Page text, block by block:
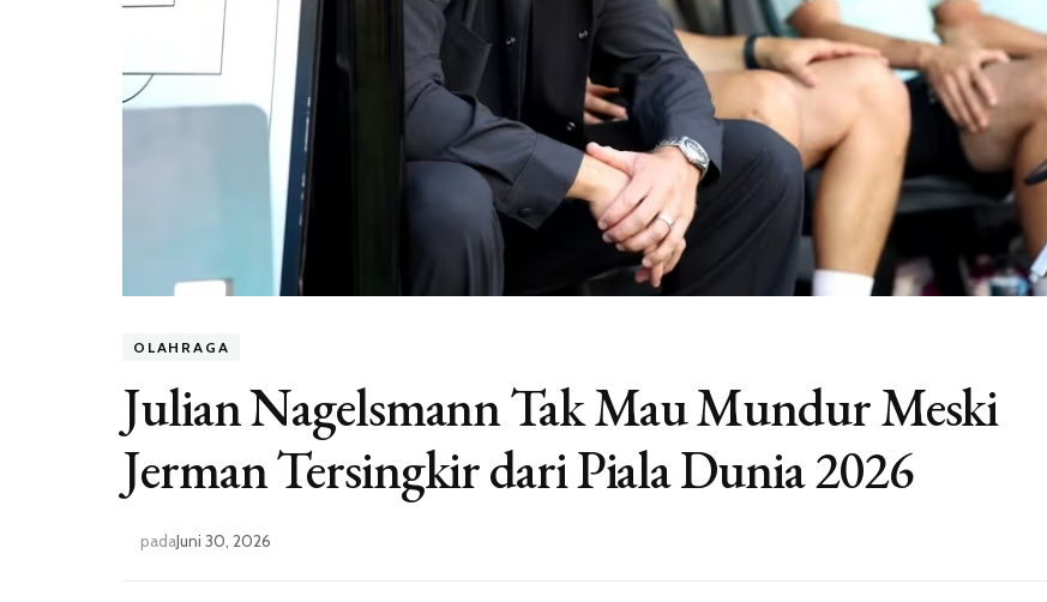
OLAHRAGA
Julian Nagelsmann Tak Mau Mundur Meski
Jerman Tersingkir dari Piala Dunia 2026
padaJuni 30, 2026